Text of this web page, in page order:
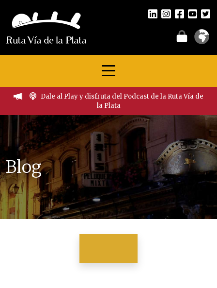
Dale al Play y disfruta del Podcast de la Ruta Vía de
la Plata
Blog